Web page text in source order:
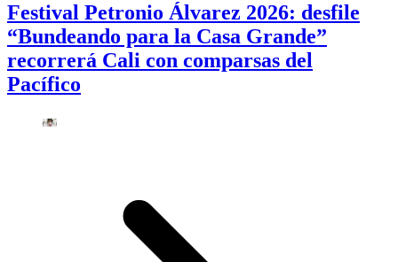
Festival Petronio Álvarez 2026: desfile
“Bundeando para la Casa Grande”
recorrerá Cali con comparsas del
Pacífico